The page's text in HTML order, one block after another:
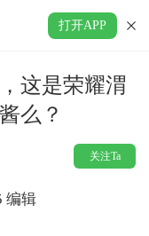
打开APP
这是荣耀渭
么？
关注Ta
编辑